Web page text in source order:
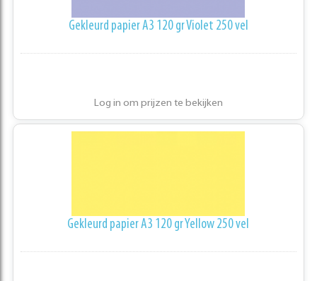
Gekleurd papier A3 120 gr Violet 250 vel
Log in om prijzen te bekijken
Gekleurd papier A3 120 gr Yellow 250 vel